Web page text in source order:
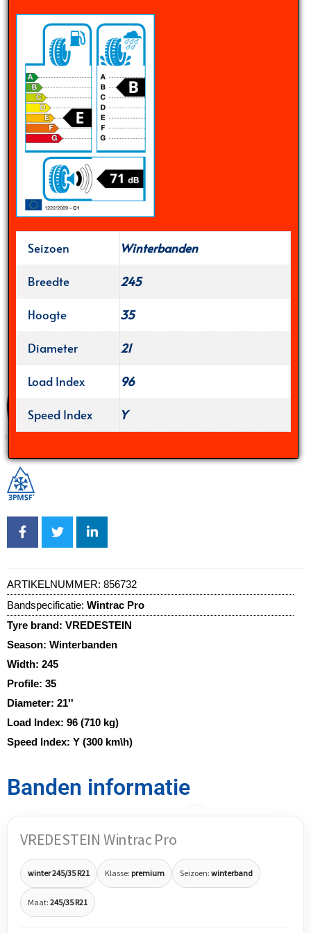
Seizoen
Winterbanden
Breedte
245
Hoogte
35
Diameter
21
Load Index
96
Speed Index
Y
ARTIKELNUMMER: 856732
Bandspecificatie: Wintrac Pro
Tyre brand: VREDESTEIN
Season: Winterbanden
Width: 245
Profile: 35
Diameter: 21''
Load Index: 96 (710 kg)
Speed Index: Y (300 km\h)
Banden informatie
VREDESTEIN Wintrac Pro
winter 245/35 R21 Klasse: premium Seizoen: winterband
Maat: 245/35 R21